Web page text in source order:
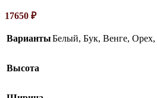
17650 ₽
ВариантыБелый, Бук, Венге, Орех,
Высота